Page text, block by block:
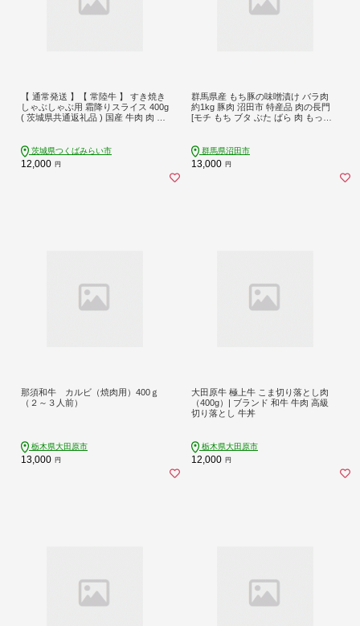
【 通常発送 】【 常陸牛 】 すき焼き
しゃぶしゃぶ用 霜降りスライス 400g
( 茨城県共通返礼品 ) 国産 牛肉 肉 お
黒毛和牛 国産牛 ギフト 贈答 [BX10-
NT]
茨城県つくばみらい市
12,000 円
群馬県産 もち豚の味噌漬け バラ肉
約1kg 豚肉 沼田市 特産品 肉の長門
[モチ もち ブタ ぶた ばら 肉 もっち
群馬県沼田市
13,000 円
那須和牛 カルビ（焼肉用）400ｇ
（２～３人前）
栃木県大田原市
13,000 円
大田原牛 極上牛 こま切り落とし肉
（400g）| ブランド 和牛 牛肉 高級
切り落とし 牛丼
栃木県大田原市
12,000 円